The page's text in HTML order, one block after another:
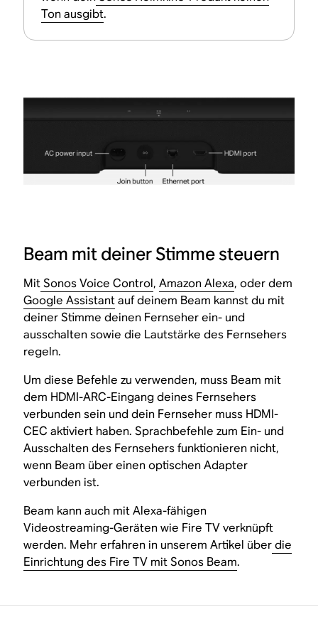
Ton ausgibt.
Beam mit deiner Stimme steuern
MitSonos Voice Control,Amazon Alexa, oder dem
Google Assistantauf deinem Beam kannst du mit
deiner Stimme deinen Fernseher ein- und
ausschalten sowie die Lautstärke des Fernsehers
regeln.
Um diese Befehle zu verwenden, muss Beam mit
dem HDMI-ARC-Eingang deines Fernsehers
verbunden sein und dein Fernseher muss HDMI-
CEC aktiviert haben. Sprachbefehle zum Ein- und
Ausschalten des Fernsehers funktionieren nicht,
wenn Beam über einen optischen Adapter
verbunden ist.
Beam kann auch mit Alexa-fähigen
Videostreaming-Geräten wie Fire TV verknüpft
werden. Mehr erfahren in unserem Artikel überdie
Einrichtung des Fire TV mit Sonos Beam.